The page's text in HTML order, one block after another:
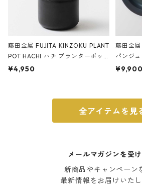
藤田金属 FUJITA KINZOKU PLANT
POT HACHI ハチ プランターポッ
ト 3号 ブラック
¥4,950
藤田金
パンジ
m ガス
¥9,900
全アイテムを見
メールマガジンを受
新商品やキャンペーン
最新情報をお届けいたし